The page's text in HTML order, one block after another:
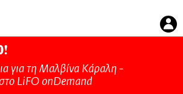
για τη Μαλβίνα Κάραλη -
LiFO onDemand